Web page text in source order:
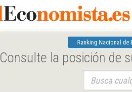
Ranking Nacional de
Consulte la posición de